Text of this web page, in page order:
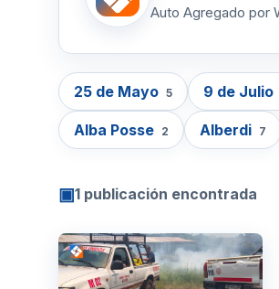
Auto Agregado por
25 de Mayo 5 9 de Julio
Alba Posse 2 Alberdi 7
▣1 publicación encontrada